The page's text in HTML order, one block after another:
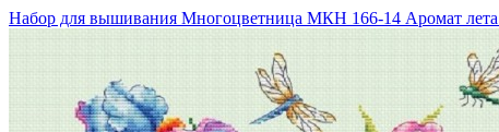
Набор для вышивания Многоцветница МКН 166-14 Аромат